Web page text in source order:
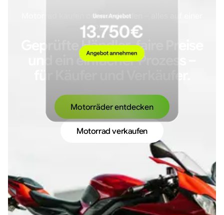
Motorrad kaufen oder verkaufen – alles auf einer
Plattform.
Geprüfte Händler, faire Preise
und ein einfacher Prozess –
Motorräder entdecken
Motorrad verkaufen